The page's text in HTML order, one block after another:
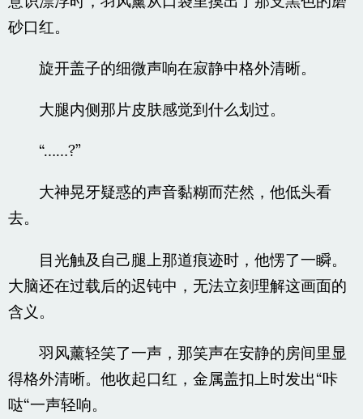
砂口红。
旋开盖子的细微声响在寂静中格外清晰。
大腿内侧那片皮肤感觉到什么划过。
“……?”
大神晃牙疑惑的声音黏糊而茫然，他低头看
去。
目光触及自己腿上那道痕迹时，他愣了一瞬。
大脑还在过载后的迟钝中，无法立刻理解这画面的
含义。
羽风薰轻笑了一声，那笑声在安静的房间里显
得格外清晰。他收起口红，金属盖扣上时发出“咔
哒“一声轻响。